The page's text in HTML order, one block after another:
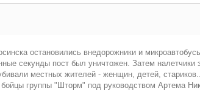
остановились внедорожники и
секунды пост был уничтожен. Затем
местных жителей - женщин, детей,
группы "Шторм" под руководством Артема